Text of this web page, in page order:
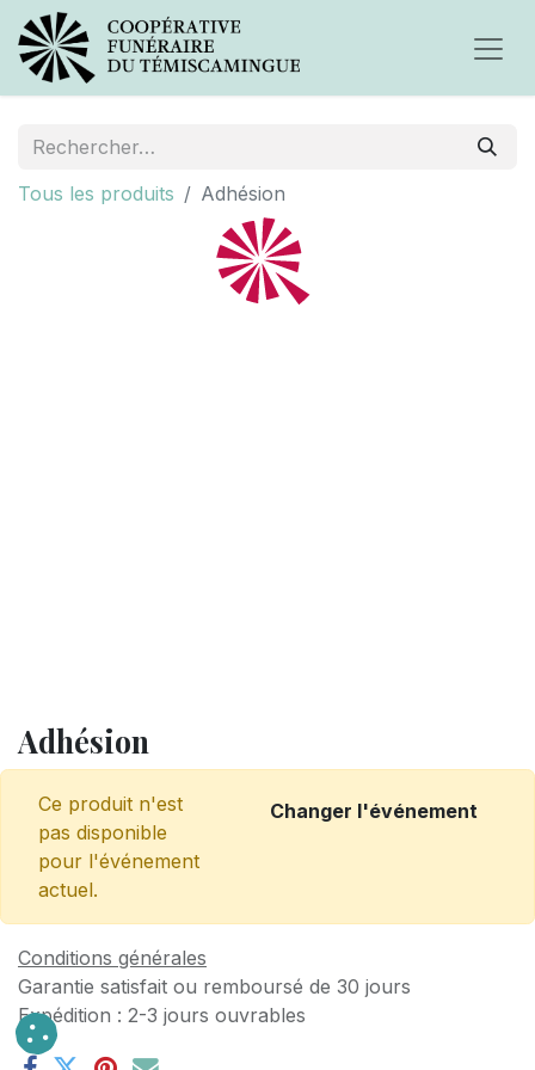
Tous les produits Adhésion
Adhésion
Ce produit n'est
pas disponible
pour l'événement
actuel.
Changer l'événement
Conditions générales
Garantie satisfait ou remboursé de 30 jours
Expédition : 2-3 jours ouvrables